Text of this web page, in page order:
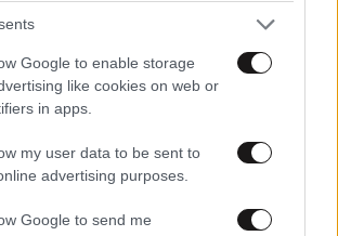
Google to enable storage
like cookies on web or
in apps.
my user data to be sent to
advertising purposes.
Google to send me
θα ειναι για τις τράπεζες